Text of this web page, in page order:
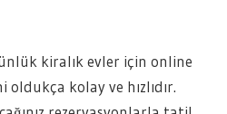
kiralık evler için online
kolay ve hızlıdır.